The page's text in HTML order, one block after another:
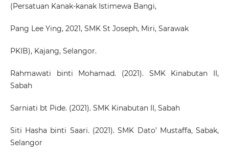
(Persatuan Kanak-kanak Istimewa Bangi,
Pang Lee Ying, 2021, SMK St Joseph, Miri, Sarawak
PKIB), Kajang, Selangor.
Rahmawati binti Mohamad. (2021). SMK Kinabutan II,
Sabah
Sarniati bt Pide. (2021). SMK Kinabutan II, Sabah
Siti Hasha binti Saari. (2021). SMK Dato’ Mustaffa, Sabak,
Selangor